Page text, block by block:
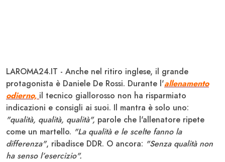
LAROMA24.IT - Anche nel ritiro inglese, il grande
protagonista è Daniele De Rossi. Durante l'allenamento
odierno, il tecnico giallorosso non ha risparmiato
indicazioni e consigli ai suoi. Il mantra è solo uno:
"qualità, qualità, qualità", parole che l'allenatore ripete
come un martello. "La qualità e le scelte fanno la
differenza", ribadisce DDR. O ancora: "Senza qualità non
ha senso l’esercizio".